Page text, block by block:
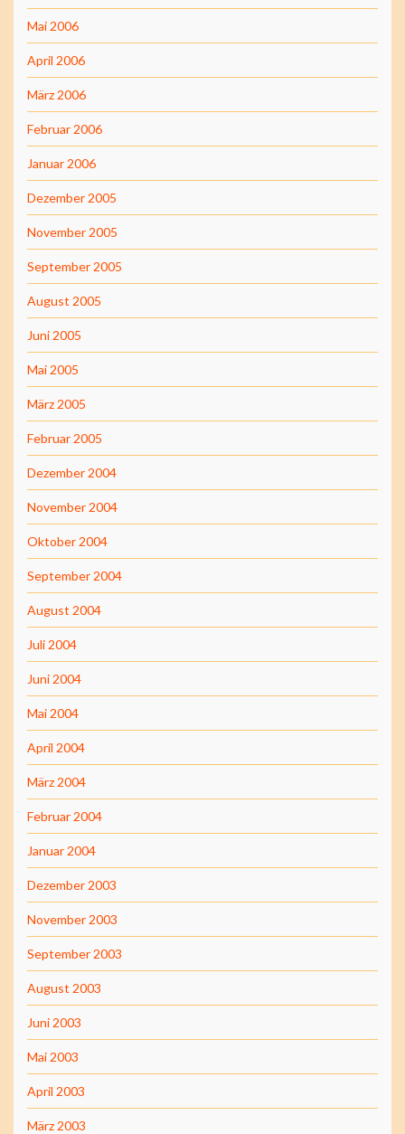
Mai 2006
April 2006
März 2006
Februar 2006
Januar 2006
Dezember 2005
November 2005
September 2005
August 2005
Juni 2005
Mai 2005
März 2005
Februar 2005
Dezember 2004
November 2004
Oktober 2004
September 2004
August 2004
Juli 2004
Juni 2004
Mai 2004
April 2004
März 2004
Februar 2004
Januar 2004
Dezember 2003
November 2003
September 2003
August 2003
Juni 2003
Mai 2003
April 2003
März 2003